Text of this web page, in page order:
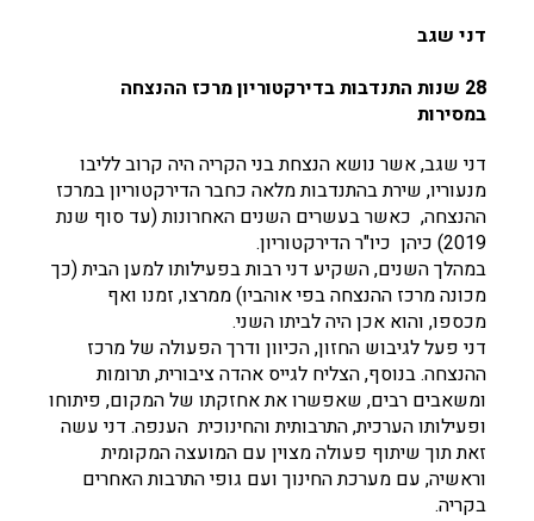
דני שגב
28 שנות התנדבות בדירקטוריון מרכז ההנצחה
במסירות
דני שגב, אשר נושא הנצחת בני הקריה היה קרוב לליבו
מנעוריו, שירת בהתנדבות מלאה כחבר הדירקטוריון במרכז
ההנצחה, כאשר בעשרים השנים האחרונות (עד סוף שנת
2019) כיהן כיו"ר הדירקטוריון.
במהלך השנים, השקיע דני רבות בפעילותו למען הבית (כך
מכונה מרכז ההנצחה בפי אוהביו) ממרצו, זמנו ואף
מכספו, והוא אכן היה לביתו השני.
דני פעל לגיבוש החזון, הכיוון ודרך הפעולה של מרכז
ההנצחה. בנוסף, הצליח לגייס אהדה ציבורית, תרומות
ומשאבים רבים, שאפשרו את אחזקתו של המקום, פיתוחו
ופעילותו הערכית, התרבותית והחינוכית הענפה. דני עשה
זאת תוך שיתוף פעולה מצוין עם המועצה המקומית
וראשיה, עם מערכת החינוך ועם גופי התרבות האחרים
בקריה.